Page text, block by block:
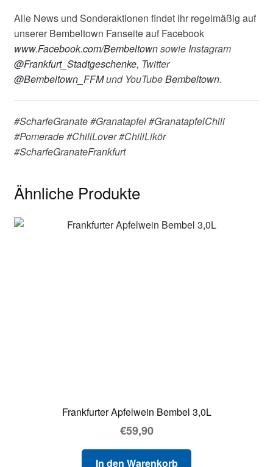
Alle News und Sonderaktionen findet Ihr regelmäßig auf
unserer Bembeltown Fanseite auf Facebook
www.Facebook.com/Bembeltownsowie Instagram
@Frankfurt_Stadtgeschenke, Twitter
@Bembeltown_FFMund YouTubeBembeltown.
#ScharfeGranate #Granatapfel #GranatapfelChili
#Pomerade #ChiliLover #ChiliLikör
#ScharfeGranateFrankfurt
Ähnliche Produkte
Frankfurter Apfelwein Bembel 3,0L
€59,90
In den Warenkorb